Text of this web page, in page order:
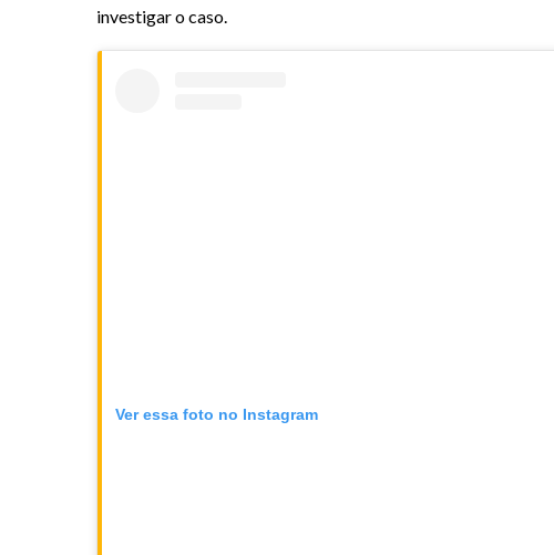
investigar o caso.
Ver essa foto no Instagram